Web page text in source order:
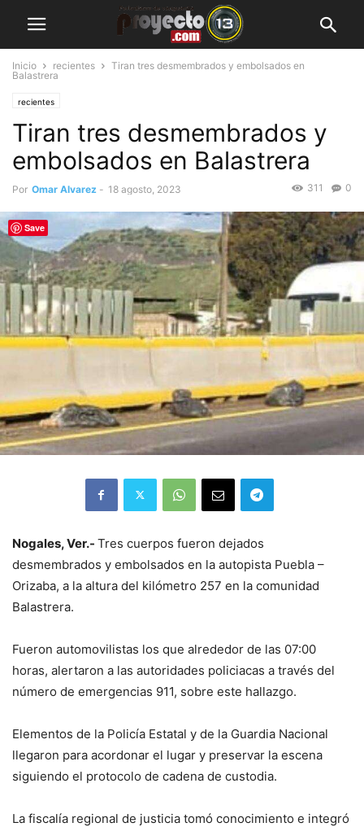
Inicio recientes
Tiran tres desmembrados y embolsados en
Balastrera
recientes
Tiran tres desmembrados y
embolsados en Balastrera
Por Omar Alvarez - 18 agosto, 2023 0
311
Nogales, Ver.- Tres cuerpos fueron dejados
desmembrados y embolsados en la autopista Puebla –
Orizaba, a la altura del kilómetro 257 en la comunidad
Balastrera.
Fueron automovilistas los que alrededor de las 07:00
horas, alertaron a las autoridades policiacas a través del
número de emergencias 911, sobre este hallazgo.
Elementos de la Policía Estatal y de la Guardia Nacional
llegaron para acordonar el lugar y preservar la escena
siguiendo el protocolo de cadena de custodia.
La fiscalía regional de justicia tomó conocimiento e integró
Save